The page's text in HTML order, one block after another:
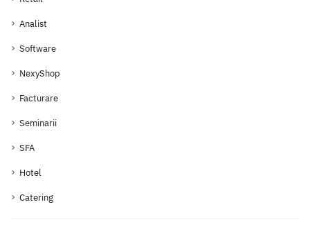
Analist
Software
NexyShop
Facturare
Seminarii
SFA
Hotel
Catering